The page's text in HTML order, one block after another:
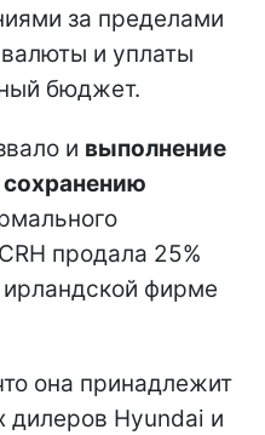
за пределами
и уплаты
бюджет.
и выполнение
продала 25%
фирме
она принадлежит
дилеров Hyundai и